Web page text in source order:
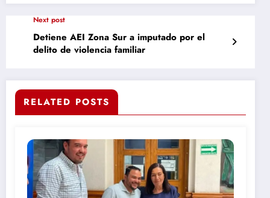
Next post
Detiene AEI Zona Sur a imputado por el
delito de violencia familiar
RELATED POSTS